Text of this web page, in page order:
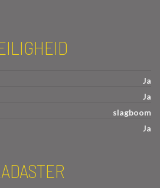
Ja
Ja
slagboom
Ja